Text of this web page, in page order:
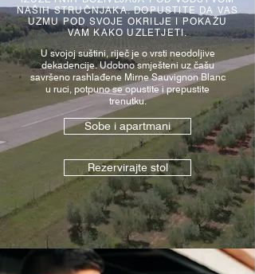
NAŠIH STRUČNJAKA. DOPUSTITE DA VAS
UZMU POD SVOJE OKRILJE I POKAŽU
VAM KAKO UZLETJETI.
U svojoj suštini, riječ je o vrsti neodoljive
dekadencije. Udobno smješteni uz čašu
savršeno rashlađene Mirne Sauvignon Blanc
u ruci, potpuno se opustite i prepustite
trenutku.
Sobe i apartmani
Rezervirajte stol